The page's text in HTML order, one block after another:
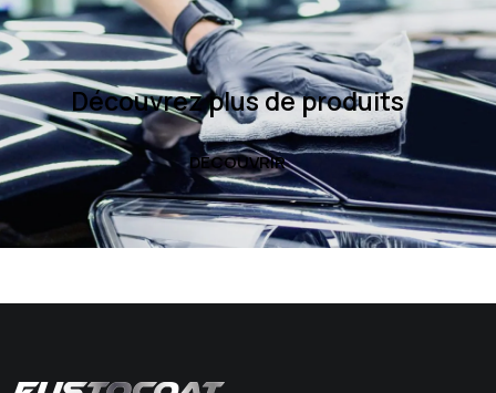
Découvrez plus de produits
DECOUVRIR